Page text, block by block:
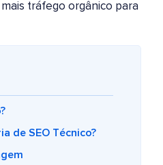
tráfego orgânico para
de SEO Técnico?